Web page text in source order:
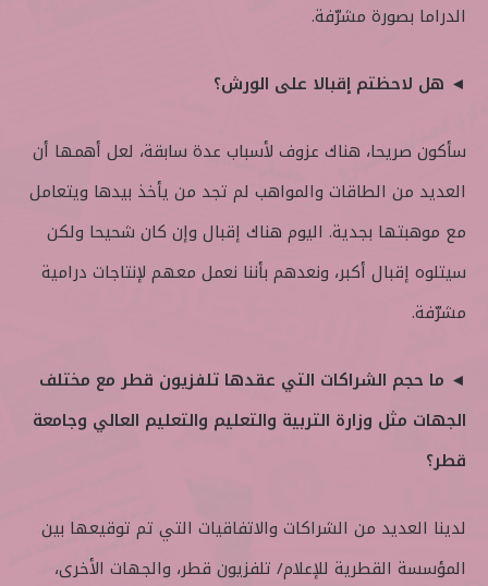
الدراما بصورة مشرّفة.
◄ هل لاحظتم إقبالا على الورش؟
سأكون صريحا، هناك عزوف لأسباب عدة سابقة، لعل أهمها أن
العديد من الطاقات والمواهب لم تجد من يأخذ بيدها ويتعامل
مع موهبتها بجدية. اليوم هناك إقبال وإن كان شحيحا ولكن
سيتلوه إقبال أكبر، ونعدهم بأننا نعمل معهم لإنتاجات درامية
مشرّفة.
◄ ما حجم الشراكات التي عقدها تلفزيون قطر مع مختلف
الجهات مثل وزارة التربية والتعليم والتعليم العالي وجامعة
قطر؟
لدينا العديد من الشراكات والاتفاقيات التي تم توقيعها بين
المؤسسة القطرية للإعلام/‏‏‏ تلفزيون قطر، والجهات الأخرى،